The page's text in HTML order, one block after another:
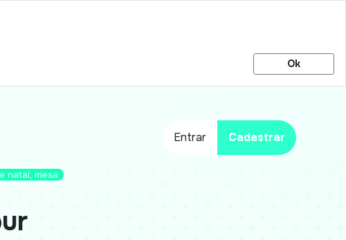
Ok
Entrar Cadastrar
natal, mesa